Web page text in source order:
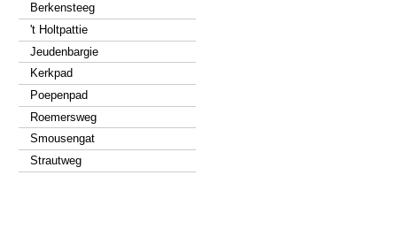
Berkensteeg
't Holtpattie
Jeudenbargie
Kerkpad
Poepenpad
Roemersweg
Smousengat
Strautweg